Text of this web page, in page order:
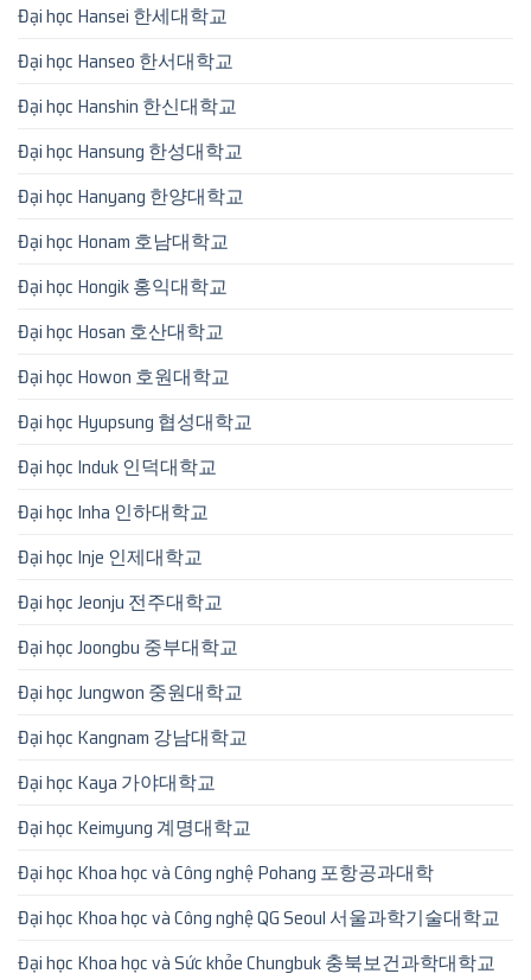
Đại học Hansei 한세대학교
Đại học Hanseo 한서대학교
Đại học Hanshin 한신대학교
Đại học Hansung 한성대학교
Đại học Hanyang 한양대학교
Đại học Honam 호남대학교
Đại học Hongik 홍익대학교
Đại học Hosan 호산대학교
Đại học Howon 호원대학교
Đại học Hyupsung 협성대학교
Đại học Induk 인덕대학교
Đại học Inha 인하대학교
Đại học Inje 인제대학교
Đại học Jeonju 전주대학교
Đại học Joongbu 중부대학교
Đại học Jungwon 중원대학교
Đại học Kangnam 강남대학교
Đại học Kaya 가야대학교
Đại học Keimyung 계명대학교
Đại học Khoa học và Công nghệ Pohang 포항공과대학
Đại học Khoa học và Công nghệ QG Seoul 서울과학기술대학교
Đại học Khoa học và Sức khỏe Chungbuk 충북보건과학대학교